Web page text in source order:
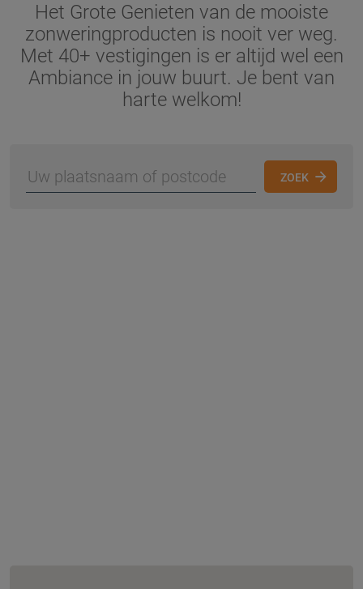
Het Grote Genieten van de mooiste
zonweringproducten is nooit ver weg.
Met 40+ vestigingen is er altijd wel een
Ambiance in jouw buurt. Je bent van
harte welkom!
ZOEK